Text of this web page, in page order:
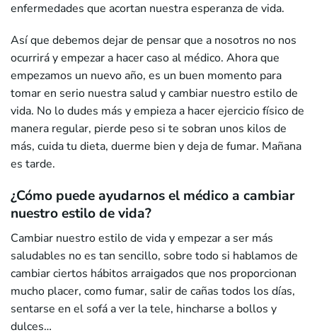
enfermedades que acortan nuestra esperanza de vida.
Así que debemos dejar de pensar que a nosotros no nos
ocurrirá y empezar a hacer caso al médico. Ahora que
empezamos un nuevo año, es un buen momento para
tomar en serio nuestra salud y cambiar nuestro estilo de
vida. No lo dudes más y empieza a hacer ejercicio físico de
manera regular, pierde peso si te sobran unos kilos de
más, cuida tu dieta, duerme bien y deja de fumar. Mañana
es tarde.
¿Cómo puede ayudarnos el médico a cambiar
nuestro estilo de vida?
Cambiar nuestro estilo de vida y empezar a ser más
saludables no es tan sencillo, sobre todo si hablamos de
cambiar ciertos hábitos arraigados que nos proporcionan
mucho placer, como fumar, salir de cañas todos los días,
sentarse en el sofá a ver la tele, hincharse a bollos y
dulces…